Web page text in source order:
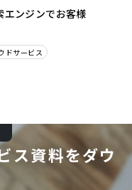
エンジンでお客様
ドサービス
ス資料をダウ